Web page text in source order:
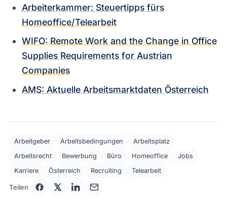
Arbeiterkammer: Steuertipps fürs
Homeoffice/Telearbeit
WIFO: Remote Work and the Change in Office
Supplies Requirements for Austrian
Companies
AMS: Aktuelle Arbeitsmarktdaten Österreich
Arbeitgeber Arbeitsbedingungen
Arbeitsplatz
Arbeitsrecht
Bewerbung Büro Homeoffice
Jobs
Karriere
Österreich Recruiting Telearbeit
Teilen